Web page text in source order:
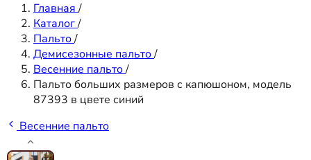
Главная /
Каталог/
Пальто/
Демисезонные пальто/
Весенние пальто/
Пальто больших размеров с капюшоном, модель
87393 в цвете синий
Весенние пальто